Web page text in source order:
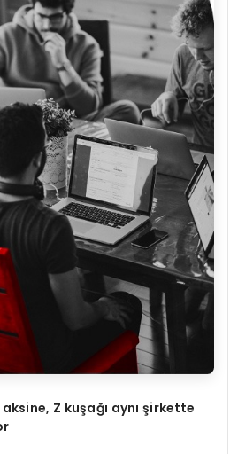
Z kuşağı aynı şirkette